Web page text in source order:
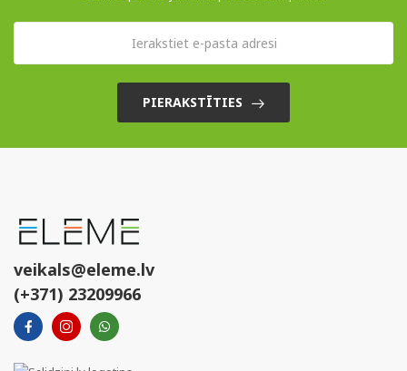
PIERAKSTĪTIES
veikals@eleme.lv
(+371) 23209966